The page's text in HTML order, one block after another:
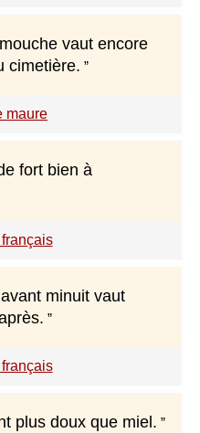
vaut encore
cimetière.
maure
fort bien à
minuit vaut
plus doux que miel.